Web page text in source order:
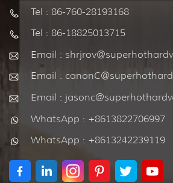
Tel : 86-760-28193168
Tel : 86-18825013715
Email :
Email :
Email :
WhatsApp : +8613822706997
WhatsApp : +8613242239119